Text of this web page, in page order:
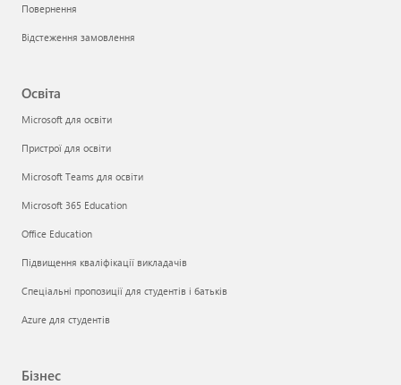
Повернення
Відстеження замовлення
Освіта
Microsoft для освіти
Пристрої для освіти
Microsoft Teams для освіти
Microsoft 365 Education
Office Education
Підвищення кваліфікації викладачів
Спеціальні пропозиції для студентів і батьків
Azure для студентів
Бізнес